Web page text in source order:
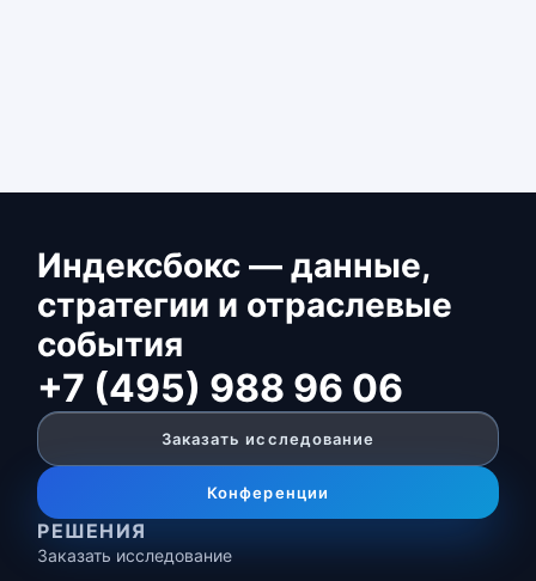
Индексбокс — данные,
стратегии и отраслевые
события
+7 (495) 988 96 06
Заказать исследование
Конференции
РЕШЕНИЯ
Заказать исследование